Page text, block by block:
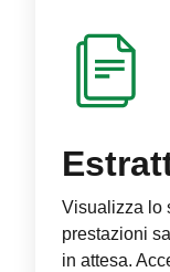
Visualizza lo
prestazioni
in attesa.